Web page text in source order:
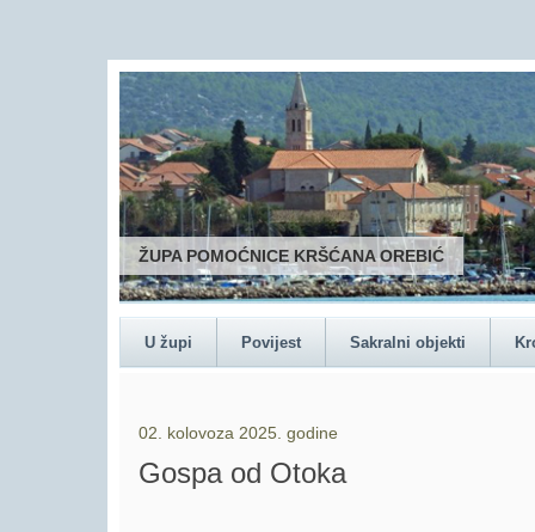
ŽUPA POMOĆNICE KRŠĆANA OREBIĆ
U župi Povijest Sakralni objekti
02. kolovoza 2025. godine
Gospa od Otoka